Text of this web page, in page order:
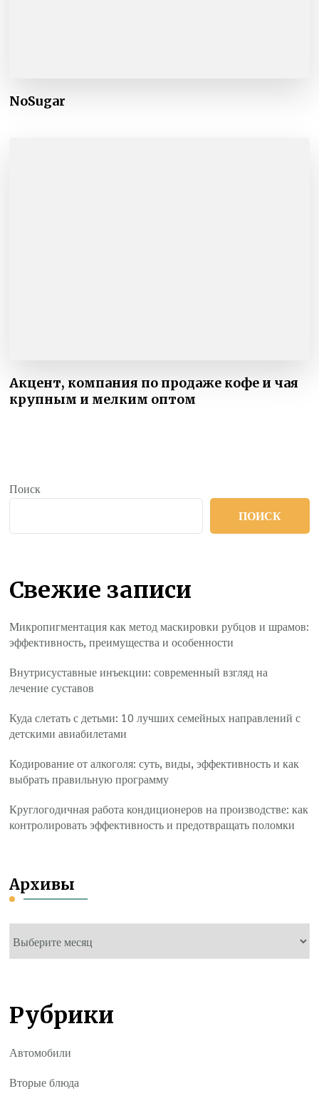
NoSugar
Акцент, компания по продаже кофе и чая
крупным и мелким оптом
Поиск
ПОИСК
Свежие записи
Микропигментация как метод маскировки рубцов и шрамов:
эффективность, преимущества и особенности
Внутрисуставные инъекции: современный взгляд на
лечение суставов
Куда слетать с детьми: 10 лучших семейных направлений с
детскими авиабилетами
Кодирование от алкоголя: суть, виды, эффективность и как
выбрать правильную программу
Круглогодичная работа кондиционеров на производстве: как
контролировать эффективность и предотвращать поломки
Архивы
Рубрики
Автомобили
Вторые блюда